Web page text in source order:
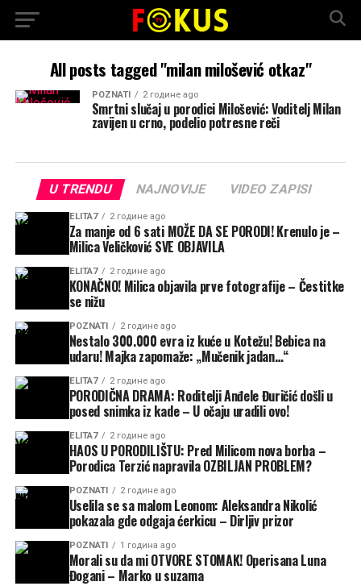
All posts tagged "milan milošević otkaz"
POZNATI 2 године ago
Smrtni slučaj u porodici Milošević: Voditelj Milan
zavijen u crno, podelio potresne reči
U TRENDU NAJNOVIJE VIDEO ZAPISI
ELITA7 2 године ago
Za manje od 6 sati MOŽE DA SE PORODI! Krenulo je –
Milica Veličković SVE OBJAVILA
ELITA7 2 године ago
KONAČNO! Milica objavila prve fotografije – Čestitke
se nižu
POZNATI 2 године ago
Nestalo 300.000 evra iz kuće u Kotežu! Bebica na
udaru! Majka zapomaže: „Mučenik jadan…“
ELITA7 2 године ago
PORODIČNA DRAMA: Roditelji Anđele Đuričić došli u
posed snimka iz kade – U očaju uradili ovo!
ELITA7 2 године ago
HAOS U PORODILIŠTU: Pred Milicom nova borba –
Porodica Terzić napravila OZBILJAN PROBLEM?
POZNATI 2 године ago
Uselila se sa malom Leonom: Aleksandra Nikolić
pokazala gde odgaja ćerkicu – Dirljiv prizor
POZNATI 1 година ago
Morali su da mi OTVORE STOMAK! Operisana Luna
Đogani – Marko u suzama